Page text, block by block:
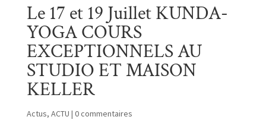
Le 17 et 19 Juillet KUNDA-
YOGA COURS
EXCEPTIONNELS AU
STUDIO ET MAISON
KELLER
Actus, ACTU | 0 commentaires